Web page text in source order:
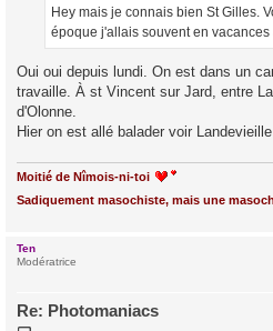
Hey mais je connais bien St Gilles.
époque j'allais souvent en
Oui oui depuis lundi. On est dans un
travaille. À st Vincent sur Jard, entre
d'Olonne.
Hier on est allé balader voir
Moitié de Nîmois-ni-toi
Sadiquement masochiste, mais une
Ten
Modératrice
Re: Photomaniacs